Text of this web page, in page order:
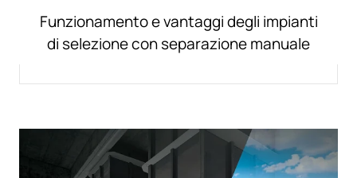
Funzionamento e vantaggi degli impianti
di selezione con separazione manuale